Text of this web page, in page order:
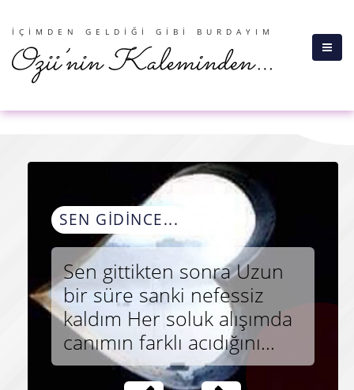
İÇIMDEN GELDIĞI GIBI BURDAYIM
SEN GIDINCE...
Sen gittikten sonra Uzun
bir süre sanki nefessiz
kaldım Her soluk alışımda
canımın farklı acıdığını...